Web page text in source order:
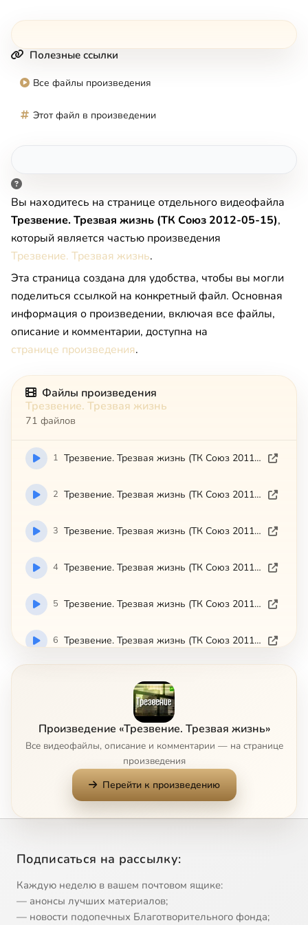
Полезные ссылки
Все файлы произведения
Этот файл в произведении
Вы находитесь на странице отдельного видеофайла
Трезвение. Трезвая жизнь (ТК Союз 2012-05-15),
который является частью произведения
Трезвение. Трезвая жизнь.
Эта страница создана для удобства, чтобы вы могли
поделиться ссылкой на конкретный файл. Основная
информация о произведении, включая все файлы,
описание и комментарии, доступна на
странице произведения.
Файлы произведения
Трезвение. Трезвая жизнь
71 файлов
1 Трезвение. Трезвая жизнь (ТК Союз 2011-10-11)
2 Трезвение. Трезвая жизнь (ТК Союз 2011-10-18)
3 Трезвение. Трезвая жизнь (ТК Союз 2011-10-25)
4 Трезвение. Трезвая жизнь (ТК Союз 2011-11-04)
5 Трезвение. Трезвая жизнь (ТК Союз 2011-11-13)
6 Трезвение. Трезвая жизнь (ТК Союз 2011-11-15)
9 Трезвение. Трезвая жизнь (ТК Союз 2011-12-06)
11 Трезвение. Трезвая жизнь (ТК Союз 2011-12-20)
12
Произведение «Трезвение. Трезвая жизнь»
Все видеофайлы, описание и комментарии — на странице
произведения
Перейти к произведению
Подписаться на рассылку:
Каждую неделю в вашем почтовом ящике:
— анонсы лучших материалов;
— новости подопечных Благотворительного фонда;